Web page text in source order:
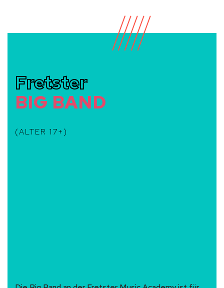
Fretster
BIG BAND
(ALTER 17+)